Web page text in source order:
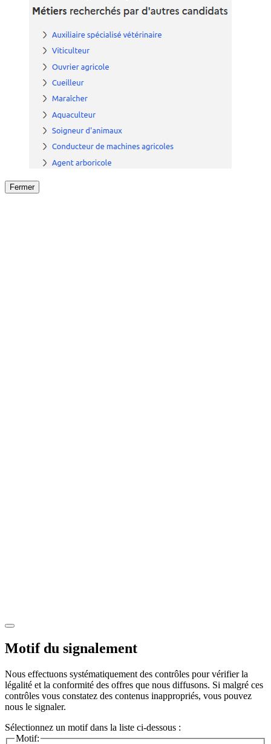
Fermer
Motif du signalement
Nous effectuons systématiquement des contrôles pour vérifier la
légalité et la conformité des offres que nous diffusons. Si malgré ces
contrôles vous constatez des contenus inappropriés, vous pouvez
nous le signaler.
Sélectionnez un motif dans la liste ci-dessous :
Motif: